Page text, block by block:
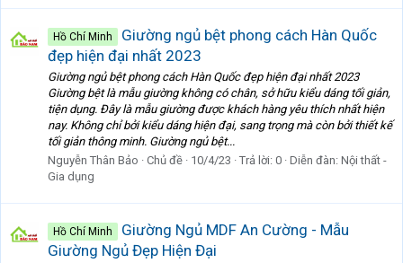
Hồ Chí Minh
Giường ngủ bệt phong cách Hàn Quốc
đẹp hiện đại nhất 2023
Giường ngủ bệt phong cách Hàn Quốc đẹp hiện đại nhất 2023
Giường bệt là mẫu giường không có chân, sở hữu kiểu dáng tối giản,
tiện dụng. Đây là mẫu giường được khách hàng yêu thích nhất hiện
nay. Không chỉ bởi kiểu dáng hiện đại, sang trọng mà còn bởi thiết kế
tối giản thông minh. Giường ngủ bệt...
Nguyễn Thân Bảo
Chủ đề 10/4/23 Trả lời: 0 Diễn đàn: Nội thất -
Gia dụng
Hồ Chí Minh
Giường Ngủ MDF An Cường - Mẫu
Giường Ngủ Đẹp Hiện Đại